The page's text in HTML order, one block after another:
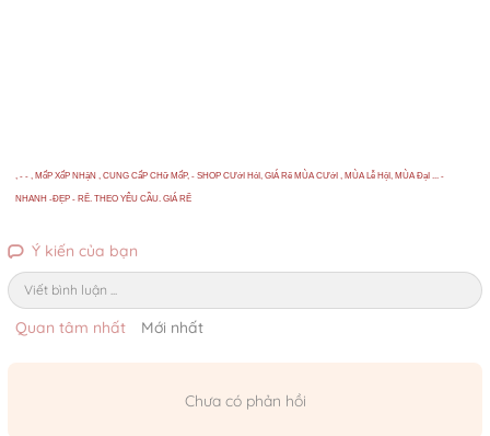
, - - , MốP XốP NHậN , CUNG CấP CHữ MốP, - SHOP CƯớI HỏI, GIÁ Rẽ MÙA CƯớI , MÙA Lễ HộI, MÙA ĐạI ... -
NHANH -ĐẸP - RẼ. THEO YÊU CẦU. GIÁ RẼ
Ý kiến của bạn
Viết bình luận ...
Quan tâm nhất Mới nhất
Chưa có phản hồi